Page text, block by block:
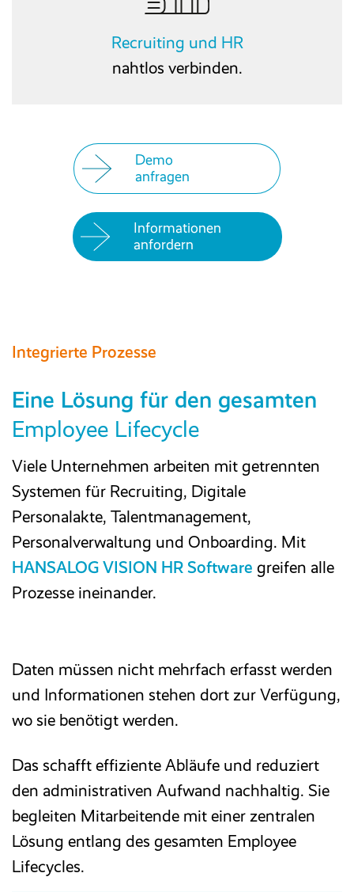
Recruiting und HR
nahtlos verbinden.
Demo
anfragen
Informationen
anfordern
Integrierte Prozesse
Eine Lösung für den gesamten
Employee Lifecycle
Viele Unternehmen arbeiten mit getrennten
Systemen für Recruiting, Digitale
Personalakte, Talentmanagement,
Personalverwaltung und Onboarding. Mit
HANSALOG VISION HR Software greifen alle
Prozesse ineinander.
Daten müssen nicht mehrfach erfasst werden
und Informationen stehen dort zur Verfügung,
wo sie benötigt werden.
Das schafft effiziente Abläufe und reduziert
den administrativen Aufwand nachhaltig. Sie
begleiten Mitarbeitende mit einer zentralen
Lösung entlang des gesamten Employee
Lifecycles.